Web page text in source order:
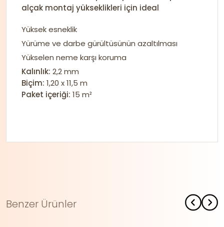
alçak montaj yükseklikleri için ideal
Yüksek esneklik
Yürüme ve darbe gürültüsünün azaltılması
Yükselen neme karşı koruma
Kalınlık: 2,2 mm
Biçim: 1,20 x 11,5 m
Paket içeriği: 15 m²
Benzer Ürünler